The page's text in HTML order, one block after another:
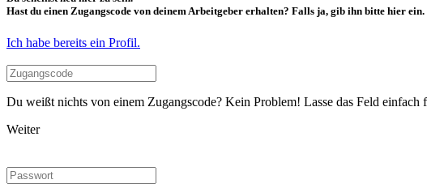
Hast du einen Zugangscode von deinem Arbeitgeber erhalten? Falls ja, gib ihn bitte hier ein.
Ich habe bereits ein Profil.
Du weißt nichts von einem Zugangscode? Kein Problem! Lasse das Feld
Weiter